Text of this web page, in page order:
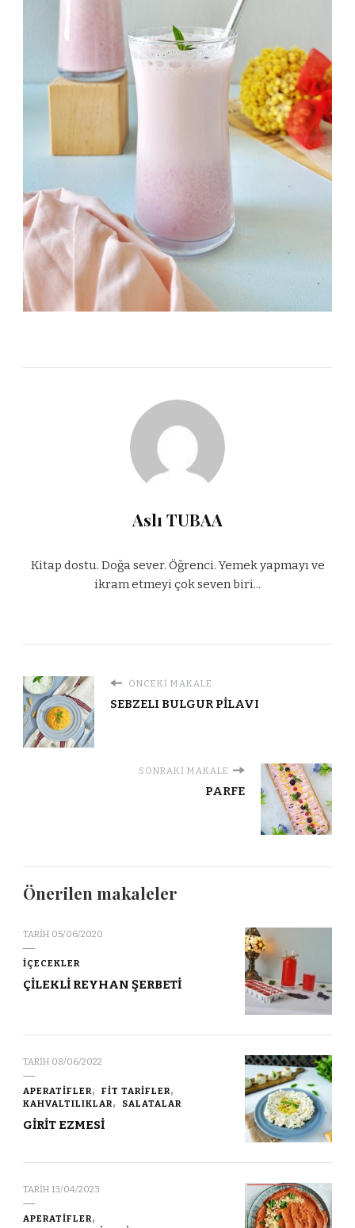
Aslı TUBAA
Kitap dostu. Doğa sever. Öğrenci. Yemek yapmayı ve
ikram etmeyi çok seven biri...
ÖNCEKI MAKALE
SEBZELI BULGUR PİLAVI
SONRAKI MAKALE
PARFE
Önerilen makaleler
TARIH 05/06/2020
İÇECEKLER
ÇİLEKLİ REYHAN ŞERBETİ
TARIH 08/06/2022
APERATİFLER
FİT TARİFLER
KAHVALTILIKLAR
SALATALAR
GİRİT EZMESİ
TARIH 13/04/2023
APERATİFLER